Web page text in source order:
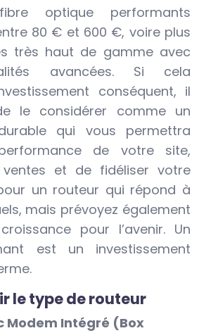
optique performants
80 € et 600 €, voire plus
très haut de gamme avec
avancées. Si cela
conséquent, il
le considérer comme un
qui vous permettra
de votre site,
ventes et de fidéliser votre
un routeur qui répond à
mais prévoyez également
pour l’avenir. Un
est un investissement
le type de routeur
Modem Intégré (Box